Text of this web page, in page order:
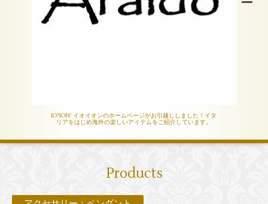
IO?ION! イオイオンのホームページがお引越ししました！イタ
リアをはじめ海外の楽しいアイテムをご紹介しています。
Products